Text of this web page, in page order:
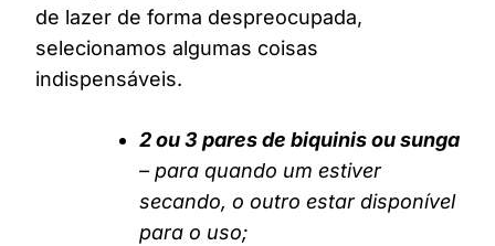
de lazer de forma despreocupada,
selecionamos algumas coisas
indispensáveis.
2 ou 3 pares de biquinis ou sunga
– para quando um estiver
secando, o outro estar disponível
para o uso;